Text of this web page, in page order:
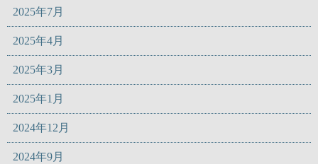
2025年7月
2025年4月
2025年3月
2025年1月
2024年12月
2024年9月